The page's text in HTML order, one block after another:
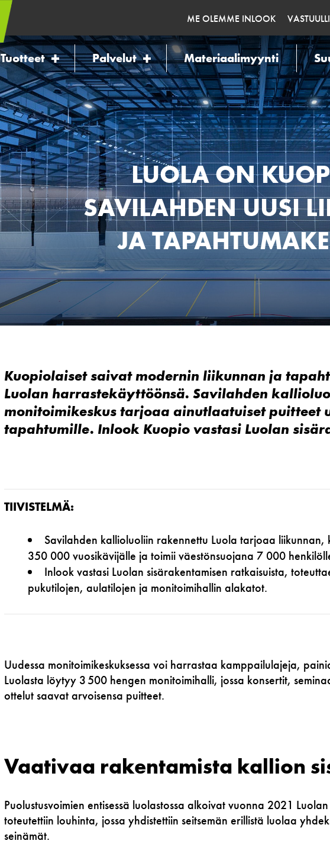
ME OLEMME INLOOK
Tuotteet Palvelut Materiaalimyynti
LUOLA ON
SAVILAHDEN UUSI
JA
Kuopiolaiset saivat modernin liikunnan ja
Luolan harrastekäyttöönsä. Savilahden
monitoimikeskus tarjoaa ainutlaatuiset puitteet
tapahtumille. Inlook Kuopiovastasi Luolan
TIIVISTELMÄ:
Savilahden kallioluoliin rakennettu Luola tarjoaa
350 000 vuosikävijälle ja toimii väestönsuojana 7 000
Inlook vastasi Luolan sisärakentamisen ratkaisuista,
pukutilojen, aulatilojen ja monitoimihallin alakatot.
Uudessa monitoimikeskuksessa voi harrastaa kamppailulajeja,
Luolasta löytyy 3 500 hengen monitoimihalli, jossa konsertit,
ottelut saavat arvoisensa puitteet.
Vaativaa rakentamista kallion
Puolustusvoimien entisessä luolastossa alkoivat vuonna 2021
toteutettiin louhinta, jossa yhdistettiin seitsemän erillistä luolaa
seinämät.